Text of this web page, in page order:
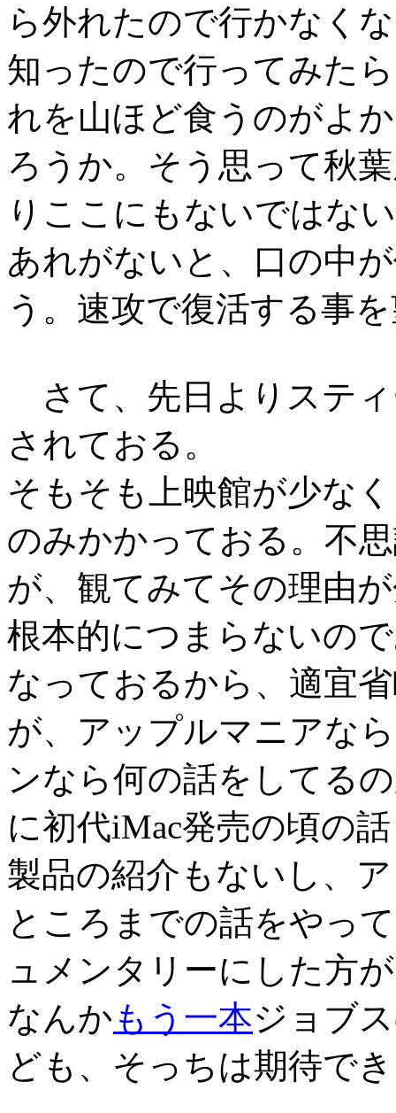
ら外れたので行かなく
知ったので行ってみた
れを山ほど食うのがよ
ろうか。そう思って秋
りここにもないではな
あれがないと、口の中
う。速攻で復活する事
さて、先日よりステ
されておる。
そもそも上映館が少な
のみかかっておる。不
が、観てみてその理由
根本的につまらないの
なっておるから、適宜
が、アップルマニアな
ンなら何の話をしてる
に初代iMac発売の頃の
製品の紹介もないし、
ところまでの話をやっ
ュメンタリーにした方
なんかもう一本ジョブ
ども、そっちは期待で